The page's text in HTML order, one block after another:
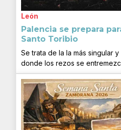
León
Palencia se prepara
Santo Toribio
Se trata de la la más singular
donde los rezos se